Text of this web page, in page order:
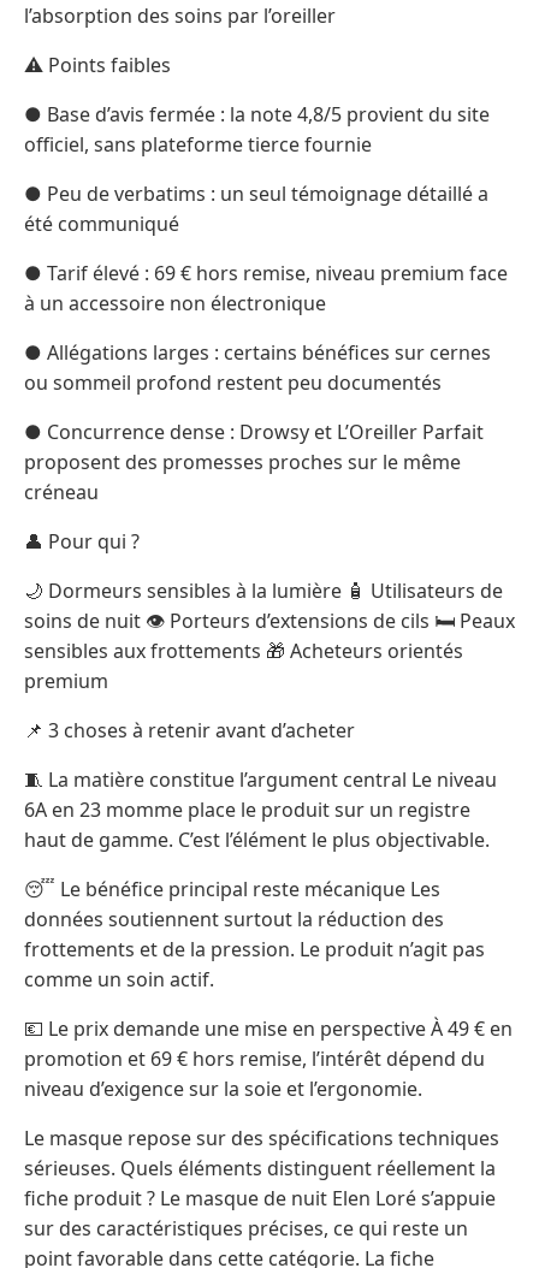
l’absorption des soins par l’oreiller
⚠️ Points faibles
● Base d’avis fermée : la note 4,8/5 provient du site
officiel, sans plateforme tierce fournie
● Peu de verbatims : un seul témoignage détaillé a
été communiqué
● Tarif élevé : 69 € hors remise, niveau premium face
à un accessoire non électronique
● Allégations larges : certains bénéfices sur cernes
ou sommeil profond restent peu documentés
● Concurrence dense : Drowsy et L’Oreiller Parfait
proposent des promesses proches sur le même
créneau
👤 Pour qui ?
🌙 Dormeurs sensibles à la lumière 🧴 Utilisateurs de
soins de nuit 👁️ Porteurs d’extensions de cils 🛏️ Peaux
sensibles aux frottements 🎁 Acheteurs orientés
premium
📌 3 choses à retenir avant d’acheter
🧵 La matière constitue l’argument central Le niveau
6A en 23 momme place le produit sur un registre
haut de gamme. C’est l’élément le plus objectivable.
😴 Le bénéfice principal reste mécanique Les
données soutiennent surtout la réduction des
frottements et de la pression. Le produit n’agit pas
comme un soin actif.
💶 Le prix demande une mise en perspective À 49 € en
promotion et 69 € hors remise, l’intérêt dépend du
niveau d’exigence sur la soie et l’ergonomie.
Le masque repose sur des spécifications techniques
sérieuses. Quels éléments distinguent réellement la
fiche produit ? Le masque de nuit Elen Loré s’appuie
sur des caractéristiques précises, ce qui reste un
point favorable dans cette catégorie. La fiche